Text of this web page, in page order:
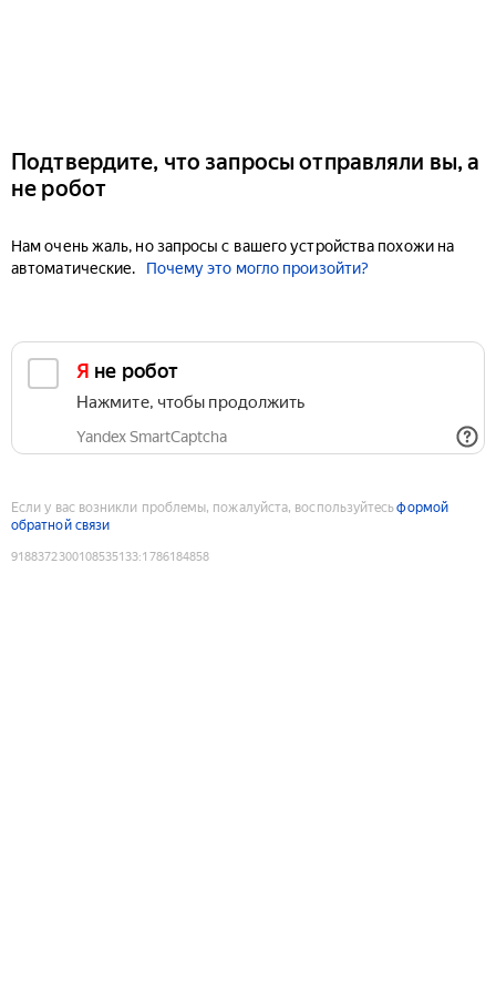
Подтвердите, что запросы отправляли вы, а
не робот
Нам очень жаль, но запросы с вашего устройства похожи на
автоматические.
Почему это могло произойти?
Я не робот
Нажмите, чтобы продолжить
Yandex SmartCaptcha
Если у вас возникли проблемы, пожалуйста, воспользуйтесьформой
обратной связи
9188372300108535133:1786184858